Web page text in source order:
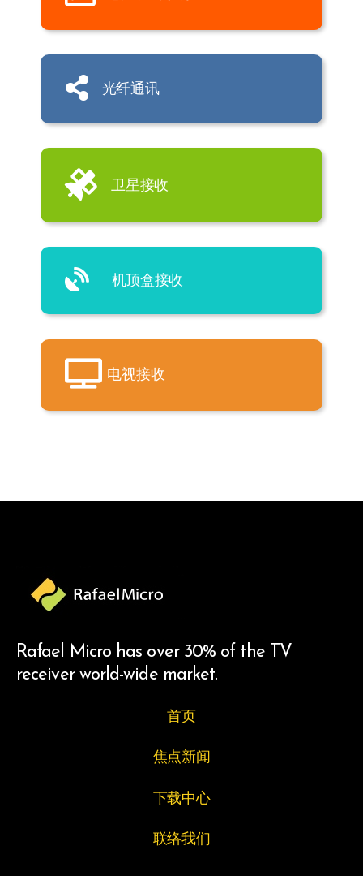
光纤通讯
卫星接收
机顶盒接收
电视接收
Rafael Micro has over 30% of the TV
receiver world-wide market.
首页
焦点新闻
下载中心
联络我们